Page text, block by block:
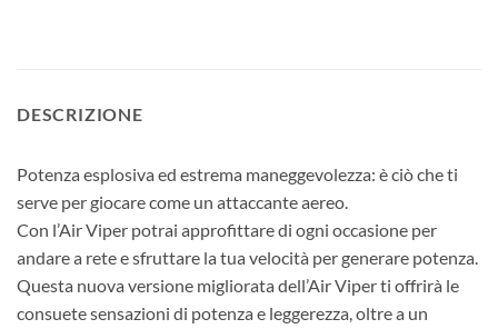
DESCRIZIONE
Potenza esplosiva ed estrema maneggevolezza: è ciò che ti
serve per giocare come un attaccante aereo.
Con l’Air Viper potrai approfittare di ogni occasione per
andare a rete e sfruttare la tua velocità per generare potenza.
Questa nuova versione migliorata dell’Air Viper ti offrirà le
consuete sensazioni di potenza e leggerezza, oltre a un